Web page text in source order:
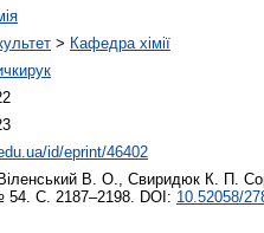
> Кафедра хімії
id/eprint/46402
Віленський В. О., Свиридюк К. П.
С. 2187–2198. DOI: 10.52058/